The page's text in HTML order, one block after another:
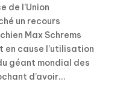
de l’Union
un recours
Max Schrems
cause l’utilisation
géant mondial des
d’avoir...